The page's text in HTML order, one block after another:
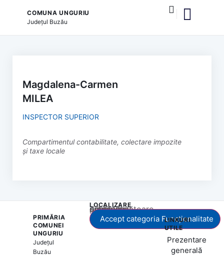
COMUNA UNGURIU
Județul Buzău
Magdalena-Carmen
MILEA
INSPECTOR SUPERIOR
Compartimentul contabilitate, colectare impozite
și taxe locale
PRIMĂRIA
COMUNEI
UNGURIU
Județul
Buzău
LOCALIZARE
Acest conținut este blocat până când acceptați categoria corespunzătoare de cookie-uri.
Accept categoria Funcționalitate
LINKURI
UTILE
Prezentare
generală